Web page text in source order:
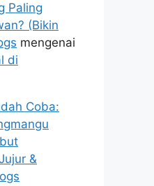
Paling
(Bikin
mengenai
di
Coba:
&